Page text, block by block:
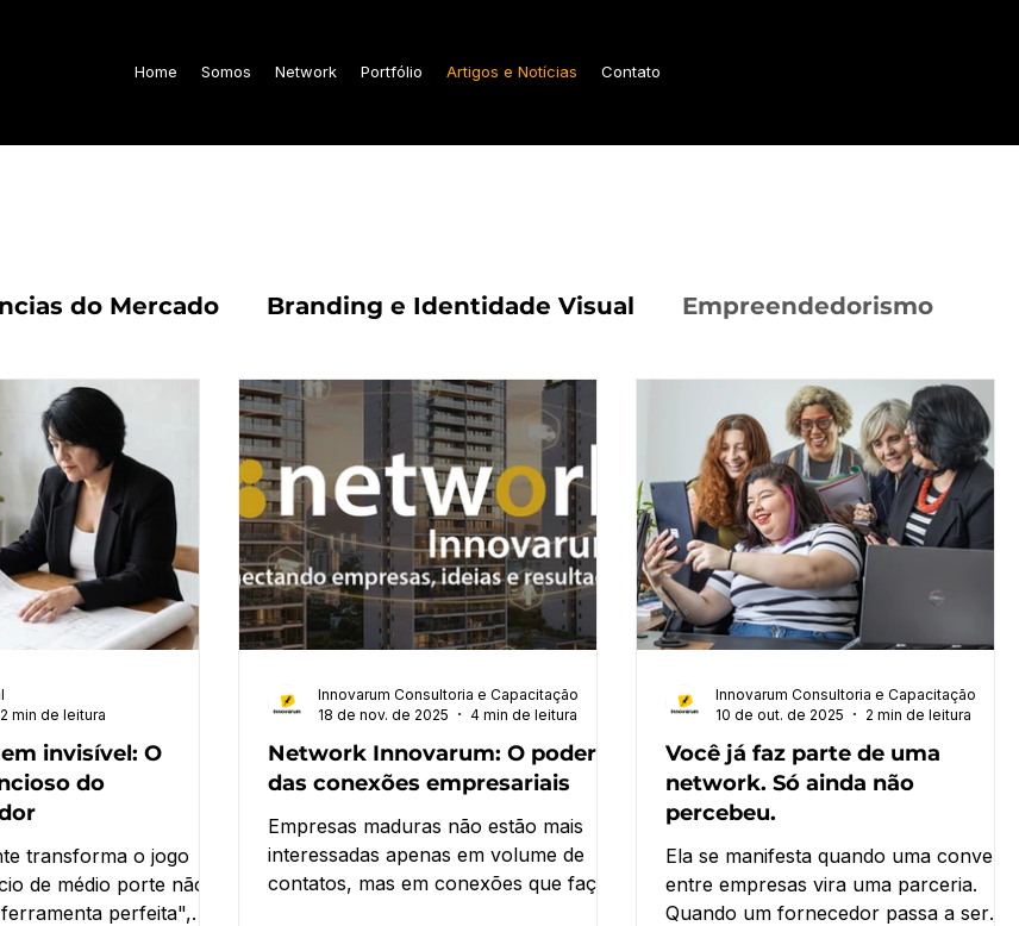
Home Somos Network Portfólio Artigos e Notícias Contato
do Mercado Branding e Identidade Visual Empreendedorismo
Comportamento Cultura
invisível: O
do
transforma o jogo
de médio porte não é
perfeita",
2 min de leitura
Network Innovarum: O poder
das conexões empresariais
Empresas maduras não estão mais
interessadas apenas em volume de
contatos, mas em conexões que façam
Innovarum Consultoria e Capacitação
18 de nov. de 2025
4 min de leitura
Você já faz parte de uma
network. Só ainda não
percebeu.
Ela se manifesta quando uma
entre empresas vira uma parceria.
Quando um fornecedor passa a ser
Innovarum Consultoria e Capacitação
10 de out. de 2025
2 min de leitura